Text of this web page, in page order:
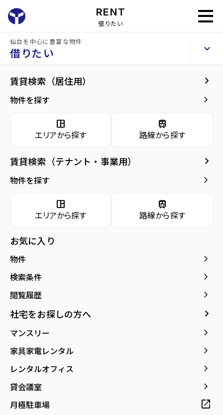
RENT
借りたい
仙台を中心に豊富な物件
借りたい keyboard_arrow_up
賃貸検索（居住用） keyboard_arrow_right
物件を探す keyboard_arrow_right
space_dashboard
エリアから探す
train
路線から探す
賃貸検索（テナント・事業用） keyboard_arrow_right
物件を探す keyboard_arrow_right
space_dashboard
エリアから探す
train
路線から探す
お気に入り
物件 keyboard_arrow_right
検索条件 keyboard_arrow_right
閲覧履歴 keyboard_arrow_right
社宅をお探しの方へ keyboard_arrow_right
マンスリー keyboard_arrow_right
家具家電レンタル keyboard_arrow_right
レンタルオフィス keyboard_arrow_right
貸会議室 keyboard_arrow_right
月極駐車場 open_in_new
賃貸アパート コートハウス山の寺
建物概要
現在募集中の物件arrow_forward
arrow_forward
地図・周辺環境 arrow_forward
コートハウス山の寺 1階
管理費・共益費
間取り
1階／2階建て
アクセス
宮城交通バス バス停『山の寺1丁目北』から
所在地 宮城県仙台市泉区山の寺2丁目
location_on グーグルマップでみる
築年月 1988年04月
☆★キュートでポップ☆★ＴＶモニターホ